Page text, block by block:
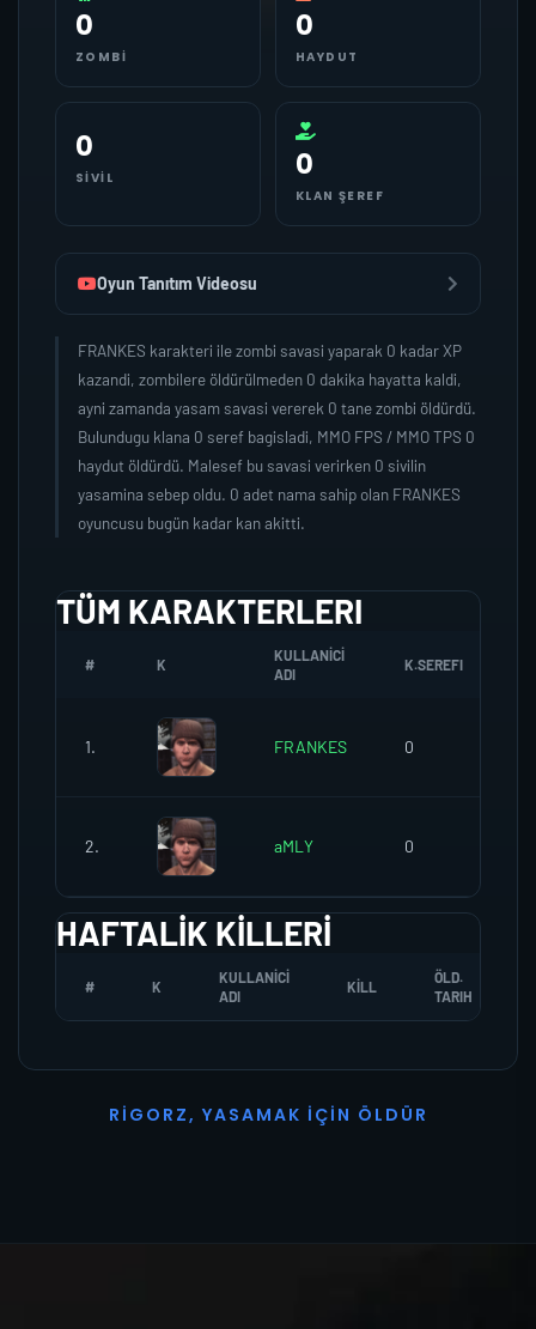
0
ZOMBI
0
HAYDUT
0
SIVIL 0
KLAN ŞEREF
Oyun Tanıtım Videosu
FRANKES karakteri ile zombi savasi yaparak 0 kadar XP
kazandi, zombilere öldürülmeden 0 dakika hayatta kaldi,
ayni zamanda yasam savasi vererek 0 tane zombi öldürdü.
Bulundugu klana 0 seref bagisladi, MMO FPS / MMO TPS 0
haydut öldürdü. Malesef bu savasi verirken 0 sivilin
yasamina sebep oldu. 0 adet nama sahip olan FRANKES
oyuncusu bugün kadar kan akitti.
TÜM KARAKTERLERI
# K
KULLANICI
ADI
K.SEREFI
1. FRANKES 0
2. aMLY 0
HAFTALIK KILLERI
# K
KULLANICI
ADI
KILL
ÖLD.
TARIH
R I G O R Z, YASAMAK İ ÇI N Ö L D Ü R